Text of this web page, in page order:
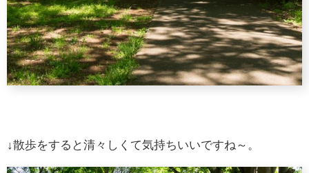
↓散歩をすると清々しくて気持ちいいですね～。